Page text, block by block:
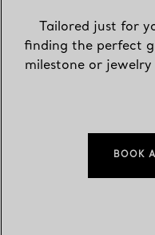
Tailored just for
finding the perfect
milestone or
BOOK